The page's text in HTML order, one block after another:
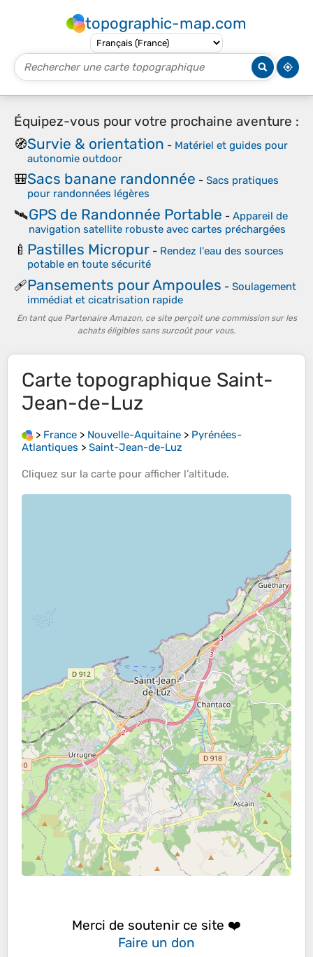
topographic-map.com
Équipez-vous pour votre prochaine aventure :
🧭Survie & orientation - Matériel et guides pour
autonomie outdoor
🎒Sacs banane randonnée - Sacs pratiques
pour randonnées légères
🛰️GPS de Randonnée Portable - Appareil de
navigation satellite robuste avec cartes préchargées
🍼 Pastilles Micropur - Rendez l'eau des sources
potable en toute sécurité
🩹Pansements pour Ampoules - Soulagement
immédiat et cicatrisation rapide
En tant que Partenaire Amazon, ce site perçoit une commission sur les
achats éligibles sans surcoût pour vous.
Carte topographique Saint-
Jean-de-Luz
> France > Nouvelle-Aquitaine > Pyrénées-
Atlantiques > Saint-Jean-de-Luz
Cliquez sur la carte pour afficher l’altitude.
Merci de soutenir ce site ❤️
Faire un don